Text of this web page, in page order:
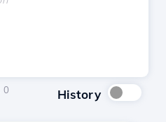
0 History